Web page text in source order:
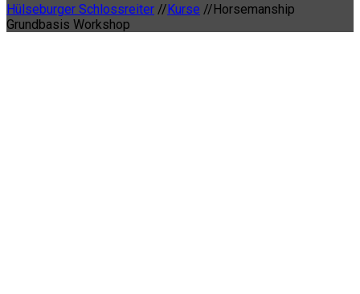
Hülseburger Schlossreiter //Kurse //Horsemanship
Grundbasis Workshop